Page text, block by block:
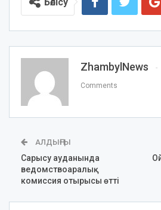
ZhambylNews
Comments
АЛДЫҢҒЫ
Сарысу ауданында
ведомствоаралық
комиссия отырысы өтті